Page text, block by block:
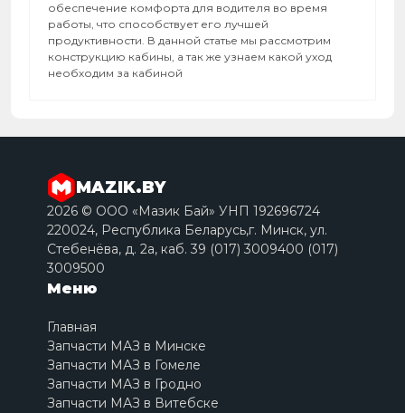
обеспечение комфорта для водителя во время
работы, что способствует его лучшей
продуктивности. В данной статье мы рассмотрим
конструкцию кабины, а так же узнаем какой уход
необходим за кабиной
MAZIK.BY
2026 © ООО «Мазик Бай» УНП 192696724
220024, Республика Беларусь,г. Минск, ул.
Стебенёва, д. 2a, каб. 39 (017) 3009400 (017)
3009500
Меню
Главная
Запчасти МАЗ в Минске
Запчасти МАЗ в Гомеле
Запчасти МАЗ в Гродно
Запчасти МАЗ в Витебске